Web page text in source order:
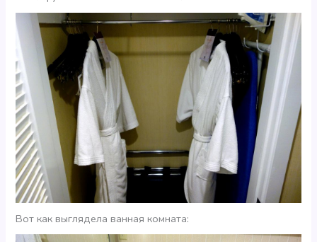
Вот как выглядела ванная комната: